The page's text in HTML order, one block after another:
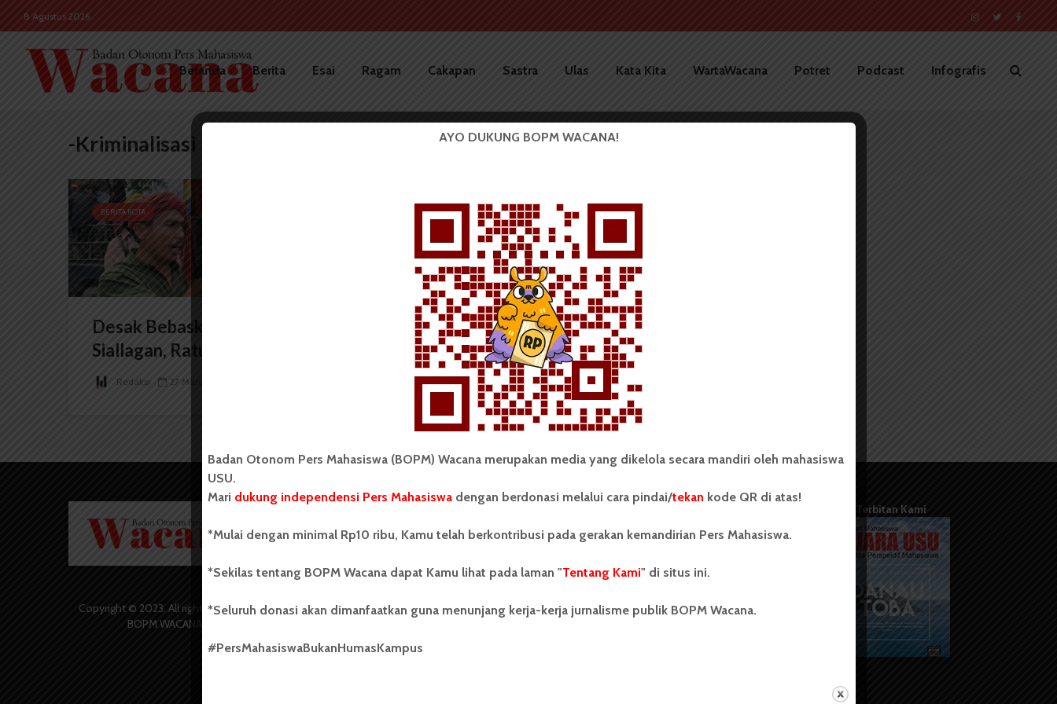
8 Agustus 2026
Beranda Berita Esai Ragam Cakapan Sastra Ulas Kata Kita WartaWacana Potret Podcast Infografis
-Kriminalisasi
BERITA KOTA
Desak Bebaskan Sorbatua
Siallagan, Ratusan Massa...
Redaksi 27 Maret 2024
Copyright © 2023. All rights reserved
BOPM WACANA.
Badan Otonom Pers Mahasiswa (BOPM)
yang berdiri di luar kampus dan dikelola
Universitas Sumatera Utara (USU).
salah satu Unit Kegiatan Mahasiswa
(UKM) di Universitas Sumatera Utara
USU yang berdiri pada 1 Juli 1995.
Kontribusi
Info Iklan
Pedoman Media Siber
Terbitan Kami
AYO DUKUNG BOPM WACANA!
Badan Otonom Pers Mahasiswa (BOPM) Wacana merupakan media yang dikelola secara mandiri oleh mahasiswa
USU.
Mari dukung independensi Pers Mahasiswadengan berdonasi melalui cara pindai/tekan kode QR di atas!
*Mulai dengan minimal Rp10 ribu, Kamu telah berkontribusi pada gerakan kemandirian Pers Mahasiswa.
*Sekilas tentang BOPM Wacana dapat Kamu lihat pada laman "Tentang Kami" di situs ini.
*Seluruh donasi akan dimanfaatkan guna menunjang kerja-kerja jurnalisme publik BOPM Wacana.
#PersMahasiswaBukanHumasKampus